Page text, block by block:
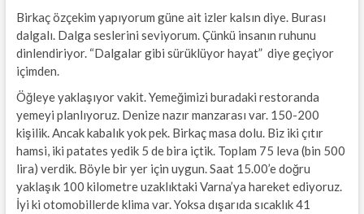
Birkaç özçekim yapıyorum güne ait izler kalsın diye. Burası
dalgalı. Dalga seslerini seviyorum. Çünkü insanın ruhunu
dinlendiriyor. “Dalgalar gibi sürüklüyor hayat” diye geçiyor
içimden.
Öğleye yaklaşıyor vakit. Yemeğimizi buradaki restoranda
yemeyi planlıyoruz. Denize nazır manzarası var. 150-200
kişilik. Ancak kabalık yok pek. Birkaç masa dolu. Biz iki çıtır
hamsi, iki patates yedik 5 de bira içtik. Toplam 75 leva (bin 500
lira) verdik. Böyle bir yer için uygun. Saat 15.00’e doğru
yaklaşık 100 kilometre uzaklıktaki Varna’ya hareket ediyoruz.
İyi ki otomobillerde klima var. Yoksa dışarıda sıcaklık 41